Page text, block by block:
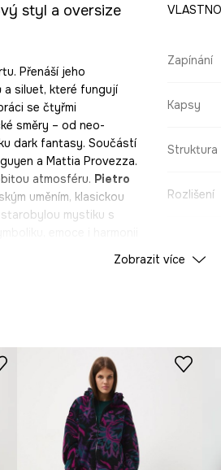
styl a oversize
Přenáší jeho
siluet, které fungují
se čtyřmi
směry – od neo-
dark fantasy. Součástí
a Mattia Provezza.
atmosféru. Pietro
uměním, klasickou
mystiku s
Mattia
culture. Osloví
identitu.
Zapínání
Kapsy
Struktura
Rozlišení
ÚDAJE O
Barva
Zobrazit více